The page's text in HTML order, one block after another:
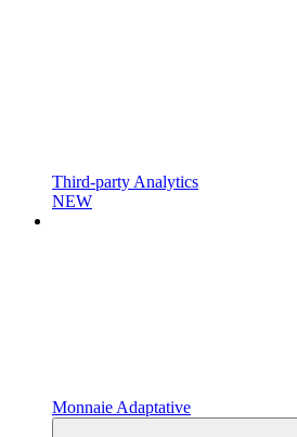
Third-party Analytics
NEW
Monnaie Adaptative